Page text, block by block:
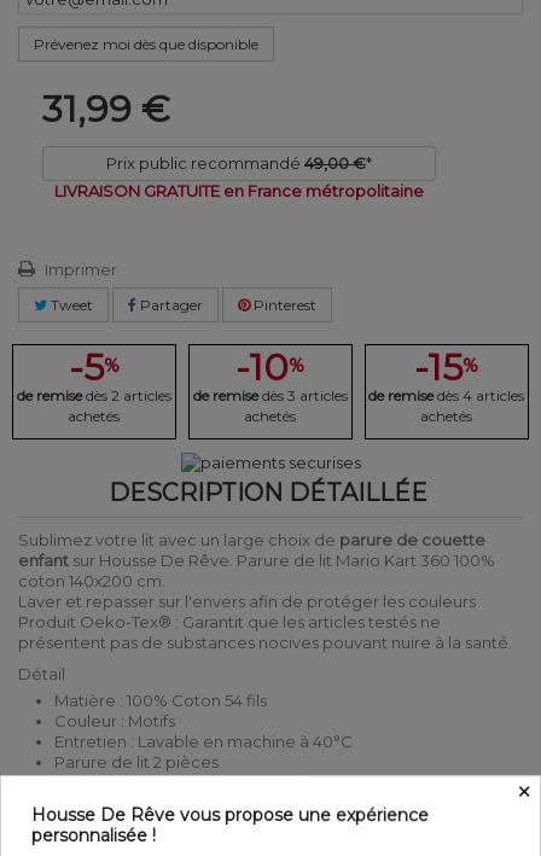
Prévenez moi dès que disponible
31,99 €
Prix public recommandé 49,00 €*
LIVRAISON GRATUITE en France métropolitaine
Imprimer
Tweet Partager Pinterest
-5%
de remise dès 2 articles
achetés
-10%
de remise dès 3 articles
achetés
-15%
de remise dès 4 articles
achetés
DESCRIPTION DÉTAILLÉE
Sublimez votre lit avec un large choix de parure de couette
enfant sur Housse De Rêve. Parure de lit Mario Kart 360 100%
coton 140x200 cm.
Laver et repasser sur l'envers afin de protéger les couleurs
Produit Oeko-Tex® : Garantit que les articles testés ne
présentent pas de substances nocives pouvant nuire à la santé.
Détail
Matière : 100% Coton 54 fils
Couleur : Motifs
Entretien : Lavable en machine à 40°C
Parure de lit 2 pièces
Finition housse de couette : Boutons
Finition taie d'oreiller : Portefeuille
Modèle : Mario Kart 360
Tissage serré - 54 fils /cm²
×
Housse De Rêve vous propose une expérience
personnalisée !